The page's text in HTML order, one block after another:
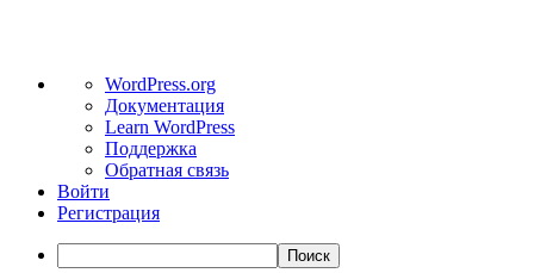
WordPress
WordPress.org
Документация
Learn WordPress
Поддержка
Обратная связь
Войти
Регистрация
Поиск